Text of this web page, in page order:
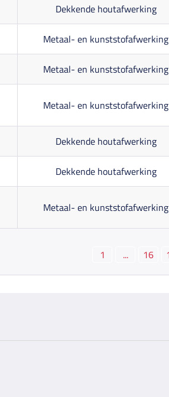
Dekkende houtafwerking
Metaal- en kunststofafwerking
Metaal- en kunststofafwerking
Metaal- en kunststofafwerking
Dekkende houtafwerking
Dekkende houtafwerking
Metaal- en kunststofafwerking
1 ... 16